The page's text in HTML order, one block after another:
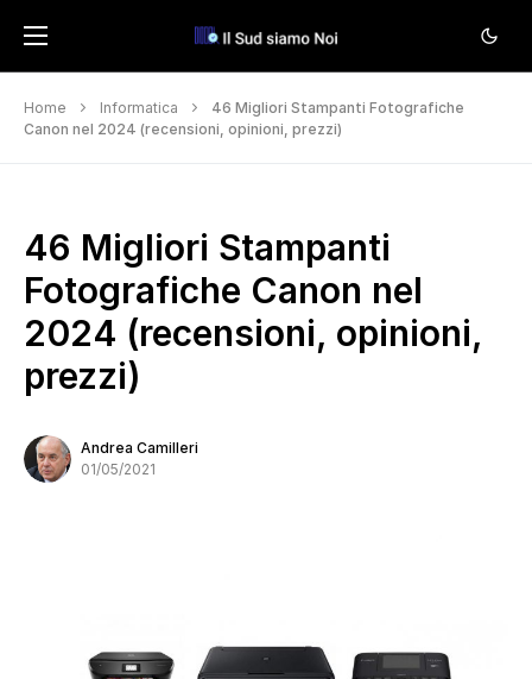
Home Informatica
46 Migliori Stampanti Fotografiche
Canon nel 2024 (recensioni, opinioni, prezzi)
46 Migliori Stampanti
Fotografiche Canon nel
2024 (recensioni, opinioni,
prezzi)
Andrea Camilleri
01/05/2021